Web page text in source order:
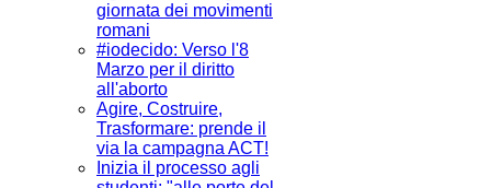
giornata dei movimenti
romani
#iodecido: Verso l'8
Marzo per il diritto
all'aborto
Agire, Costruire,
Trasformare: prende il
via la campagna ACT!
Inizia il processo agli